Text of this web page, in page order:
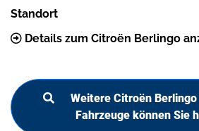
Standort
Details zum Citroën Berlingo
Weitere Citroën
Fahrzeuge können Sie